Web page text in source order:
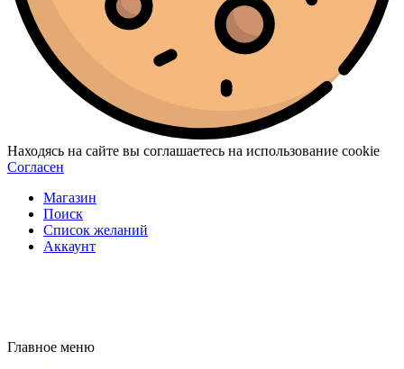
Находясь на сайте вы соглашаетесь на использование cookie
Согласен
Магазин
Поиск
Список желаний
Аккаунт
Главное меню